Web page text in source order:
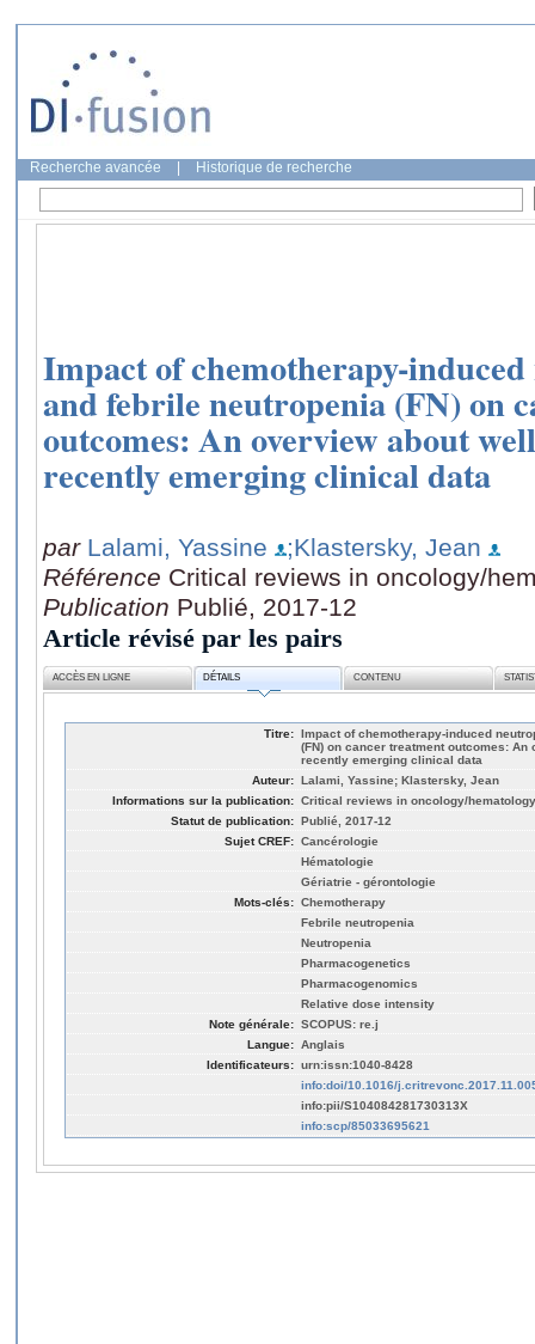
Recherche avancée Historique de recherche
Impact of chemotherapy-
and febrile neutropenia (FN) on
outcomes: An overview about
recently emerging clinical data
par Lalami, Yassine
;Klastersky, Jean
Référence Critical reviews in oncology/
Publication Publié, 2017-12
Article révisé par les pairs
ACCÈS EN LIGNE DÉTAILS CONTENU
Titre: Impact of chemotherapy-induced
(FN) on cancer treatment outcomes:
recently emerging clinical data
Auteur: Lalami, Yassine; Klastersky, Jean
Informations sur la publication: Critical reviews in oncology/
Statut de publication: Publié, 2017-12
Sujet CREF: Cancérologie
Hématologie
Gériatrie - gérontologie
Mots-clés: Chemotherapy
Febrile neutropenia
Neutropenia
Pharmacogenetics
Pharmacogenomics
Relative dose intensity
Note générale: SCOPUS: re.j
Langue: Anglais
Identificateurs: urn:issn:1040-8428
info:doi/10.1016/
info:pii/S104084281730313X
info:scp/85033695621